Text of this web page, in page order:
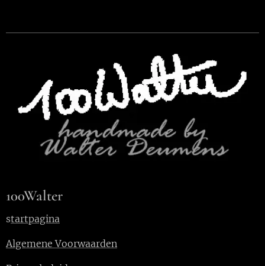
100Walter
startpagina
Algemene Voorwaarden